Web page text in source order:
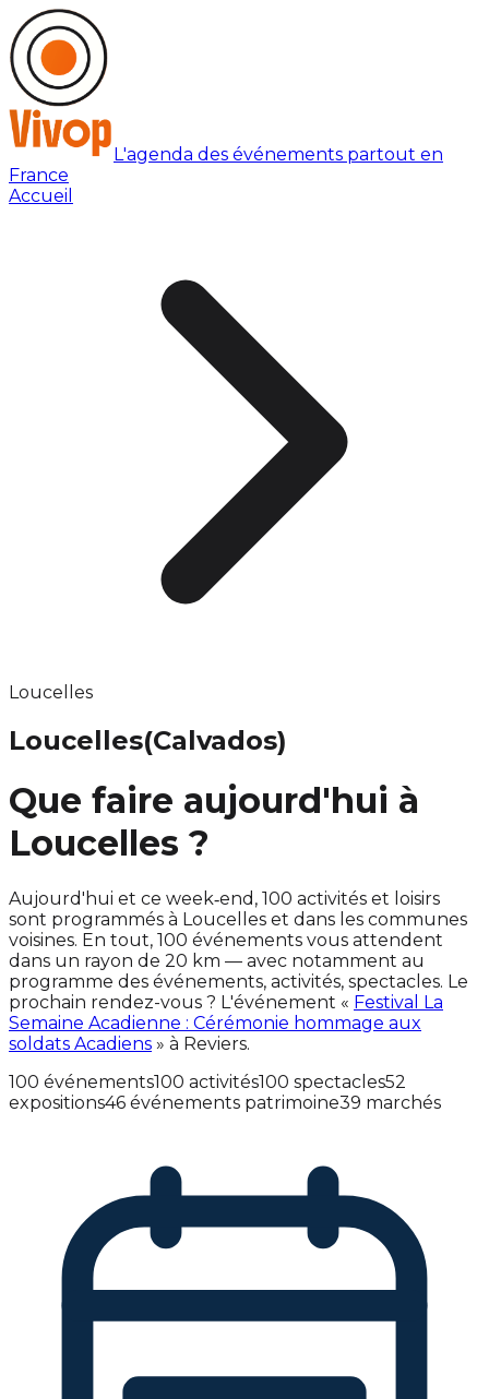
L'agenda des événements partout en
France
Accueil
Loucelles
Loucelles(Calvados)
Que faire aujourd'hui à
Loucelles ?
Aujourd'hui et ce week‑end, 100 activités et loisirs
sont programmés à Loucelles et dans les communes
voisines. En tout, 100 événements vous attendent
dans un rayon de 20 km — avec notamment au
programme des événements, activités, spectacles. Le
prochain rendez-vous ? L'événement « Festival La
Semaine Acadienne : Cérémonie hommage aux
soldats Acadiens » à Reviers.
100 événements100 activités100 spectacles52
expositions46 événements patrimoine39 marchés